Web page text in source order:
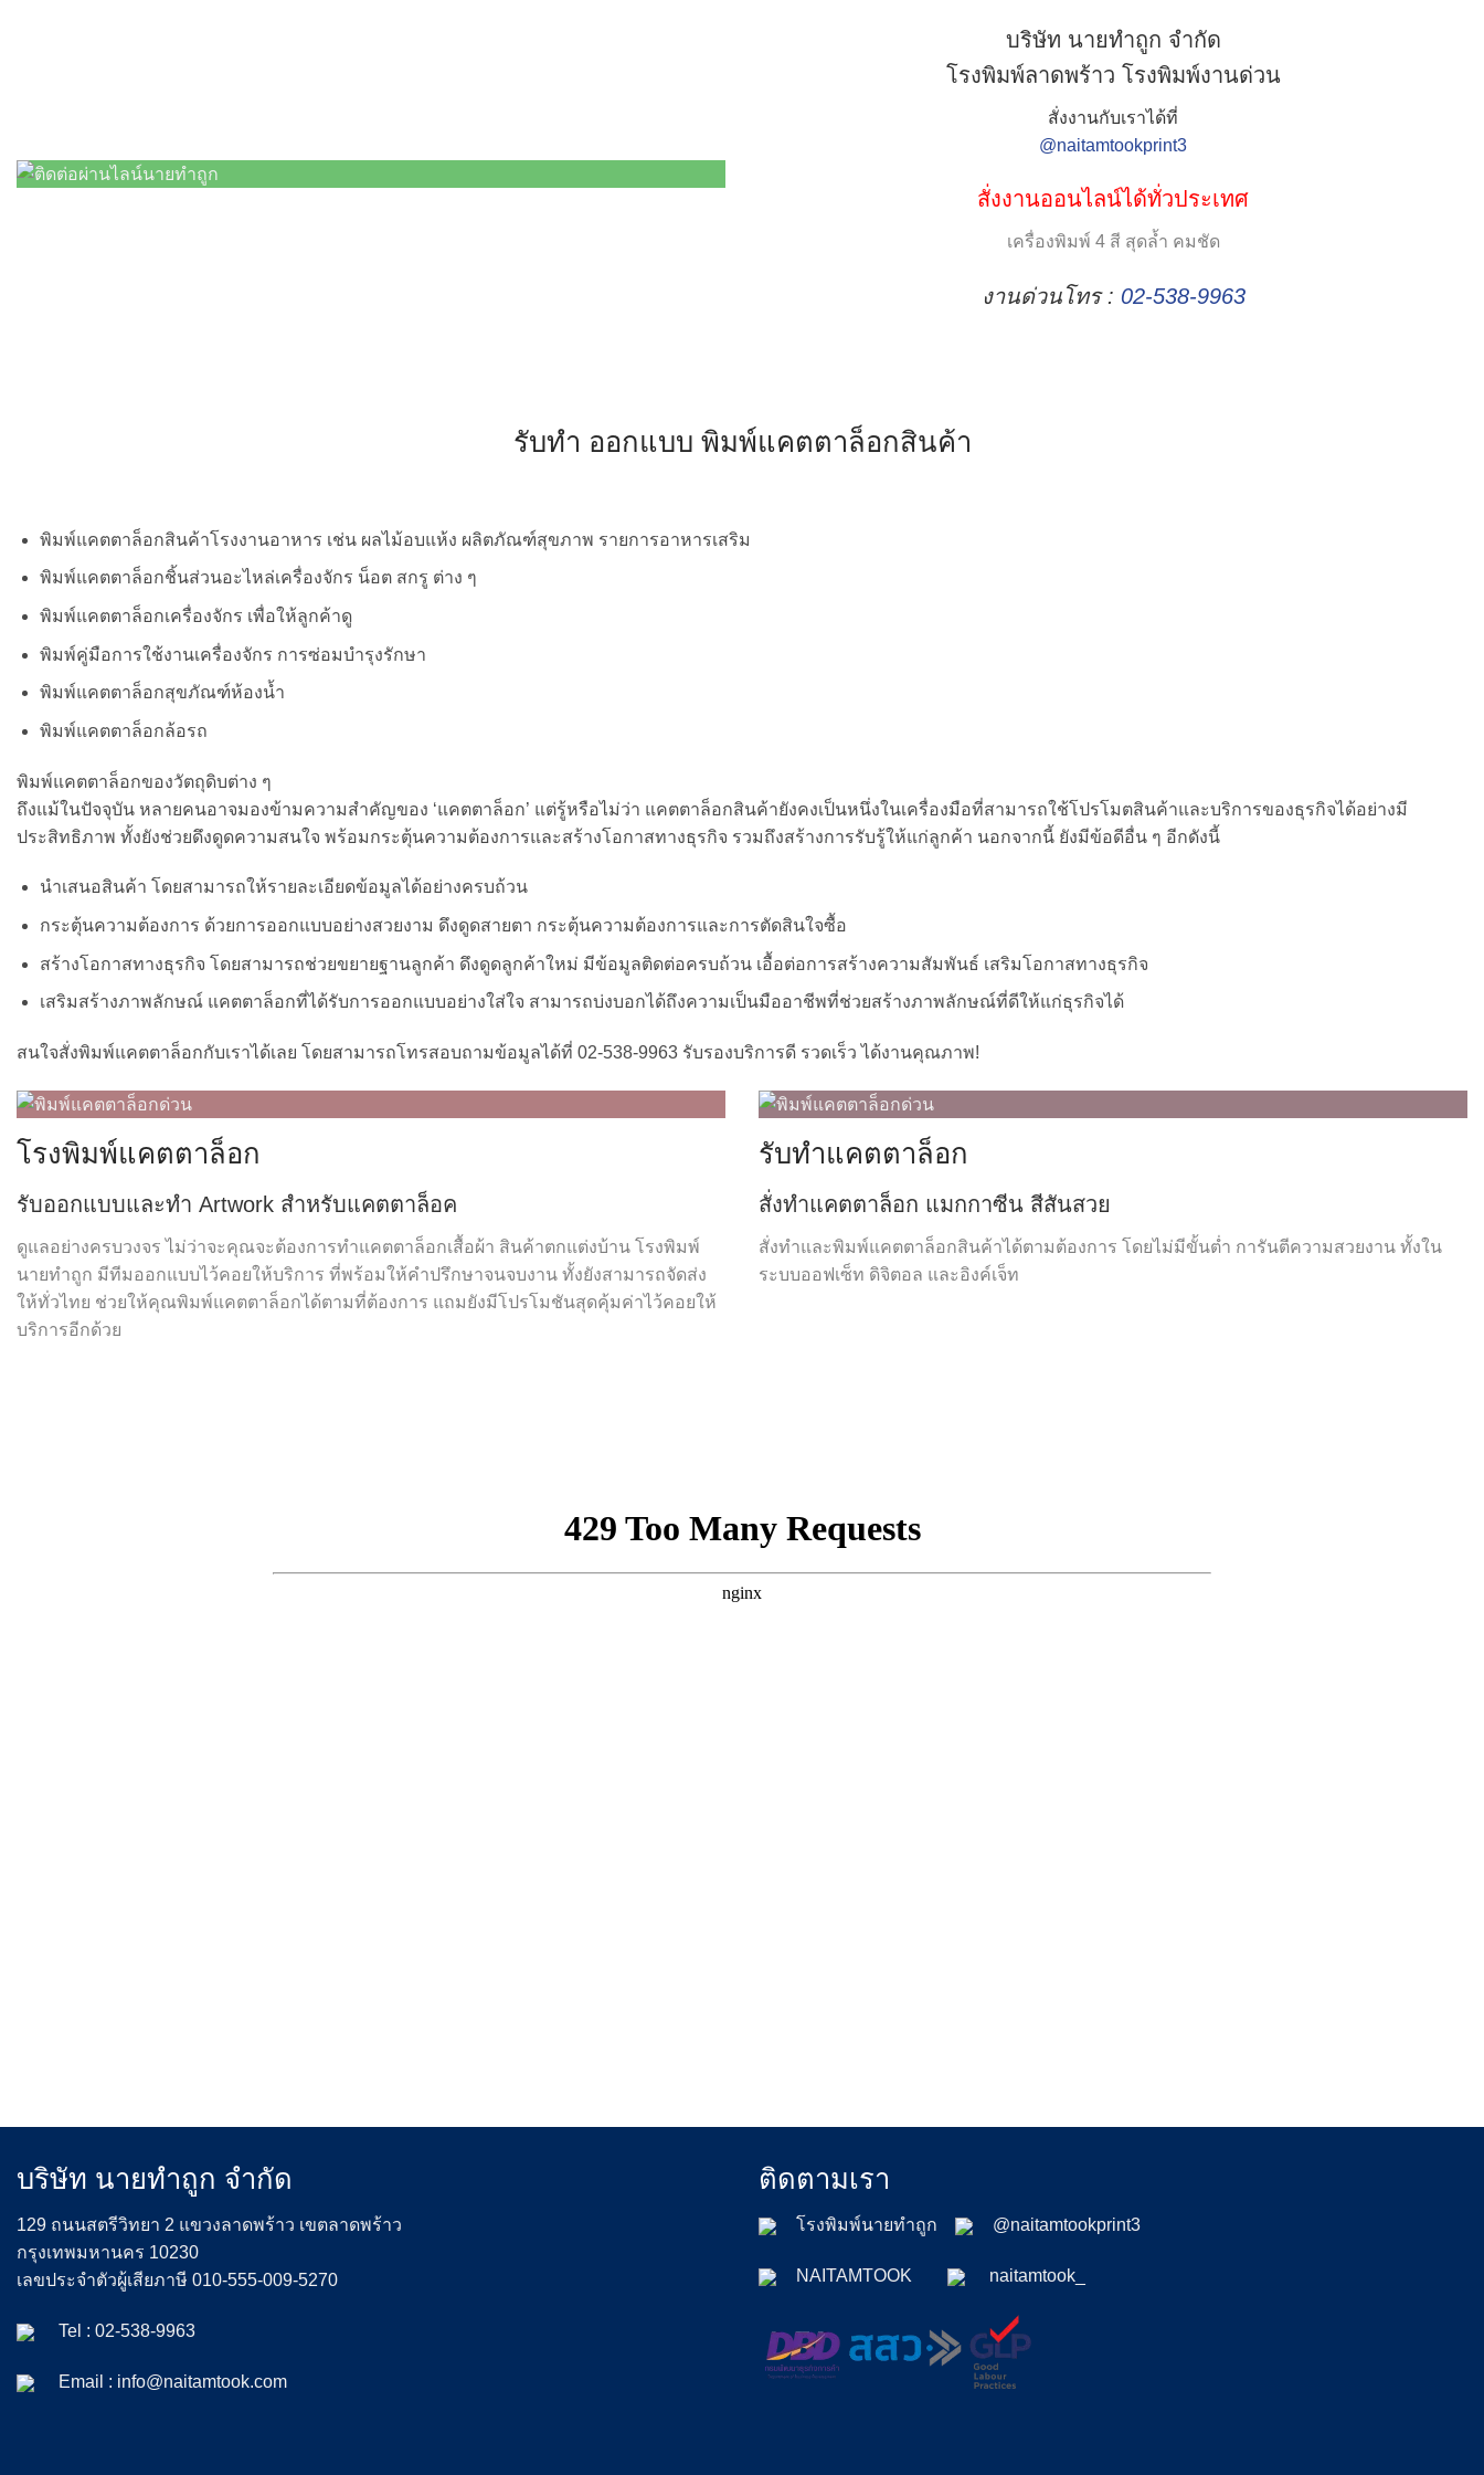
บริษัท นายทำถูก จำกัด
โรงพิมพ์ลาดพร้าว โรงพิมพ์งานด่วน
สั่งงานกับเราได้ที่
@naitamtookprint3
สั่งงานออนไลน์ได้ทั่วประเทศ
เครื่องพิมพ์ 4 สี สุดล้ำ คมชัด
งานด่วนโทร : 02-538-9963
รับทำ ออกแบบ พิมพ์แคตตาล็อกสินค้า
พิมพ์แคตตาล็อกสินค้าโรงงานอาหาร เช่น ผลไม้อบแห้ง ผลิตภัณฑ์สุขภาพ รายการอาหารเสริม
พิมพ์แคตตาล็อกชิ้นส่วนอะไหล่เครื่องจักร น็อต สกรู ต่าง ๆ
พิมพ์แคตตาล็อกเครื่องจักร เพื่อให้ลูกค้าดู
พิมพ์คู่มือการใช้งานเครื่องจักร การซ่อมบำรุงรักษา
พิมพ์แคตตาล็อกสุขภัณฑ์ห้องน้ำ
พิมพ์แคตตาล็อกล้อรถ
พิมพ์แคตตาล็อกของวัตถุดิบต่าง ๆ
ถึงแม้ในปัจจุบัน หลายคนอาจมองข้ามความสำคัญของ ‘แคตตาล็อก’ แต่รู้หรือไม่ว่า แคตตาล็อกสินค้ายังคงเป็นหนึ่งในเครื่องมือที่สามารถใช้โปรโมตสินค้าและบริการของธุรกิจได้อย่างมี
ประสิทธิภาพ ทั้งยังช่วยดึงดูดความสนใจ พร้อมกระตุ้นความต้องการและสร้างโอกาสทางธุรกิจ รวมถึงสร้างการรับรู้ให้แก่ลูกค้า นอกจากนี้ ยังมีข้อดีอื่น ๆ อีกดังนี้
นำเสนอสินค้า โดยสามารถให้รายละเอียดข้อมูลได้อย่างครบถ้วน
กระตุ้นความต้องการ ด้วยการออกแบบอย่างสวยงาม ดึงดูดสายตา กระตุ้นความต้องการและการตัดสินใจซื้อ
สร้างโอกาสทางธุรกิจ โดยสามารถช่วยขยายฐานลูกค้า ดึงดูดลูกค้าใหม่ มีข้อมูลติดต่อครบถ้วน เอื้อต่อการสร้างความสัมพันธ์ เสริมโอกาสทางธุรกิจ
เสริมสร้างภาพลักษณ์ แคตตาล็อกที่ได้รับการออกแบบอย่างใส่ใจ สามารถบ่งบอกได้ถึงความเป็นมืออาชีพที่ช่วยสร้างภาพลักษณ์ที่ดีให้แก่ธุรกิจได้
สนใจสั่งพิมพ์แคตตาล็อกกับเราได้เลย โดยสามารถโทรสอบถามข้อมูลได้ที่ 02-538-9963 รับรองบริการดี รวดเร็ว ได้งานคุณภาพ!
โรงพิมพ์แคตตาล็อก
รับออกแบบและทำ Artwork สำหรับแคตตาล็อค
ดูแลอย่างครบวงจร ไม่ว่าจะคุณจะต้องการทำแคตตาล็อกเสื้อผ้า สินค้าตกแต่งบ้าน โรงพิมพ์
นายทำถูก มีทีมออกแบบไว้คอยให้บริการ ที่พร้อมให้คำปรึกษาจนจบงาน ทั้งยังสามารถจัดส่ง
ให้ทั่วไทย ช่วยให้คุณพิมพ์แคตตาล็อกได้ตามที่ต้องการ แถมยังมีโปรโมชันสุดคุ้มค่าไว้คอยให้
บริการอีกด้วย
รับทำแคตตาล็อก
สั่งทำแคตตาล็อก แมกกาซีน สีสันสวย
สั่งทำและพิมพ์แคตตาล็อกสินค้าได้ตามต้องการ โดยไม่มีขั้นต่ำ การันตีความสวยงาน ทั้งใน
ระบบออฟเซ็ท ดิจิตอล และอิงค์เจ็ท
บริษัท นายทำถูก จำกัด
129 ถนนสตรีวิทยา 2 แขวงลาดพร้าว เขตลาดพร้าว
กรุงเทพมหานคร 10230
เลขประจำตัวผู้เสียภาษี 010-555-009-5270
Tel : 02-538-9963
Email : info@naitamtook.com
ติดตามเรา
โรงพิมพ์นายทำถูก @naitamtookprint3
NAITAMTOOK naitamtook_